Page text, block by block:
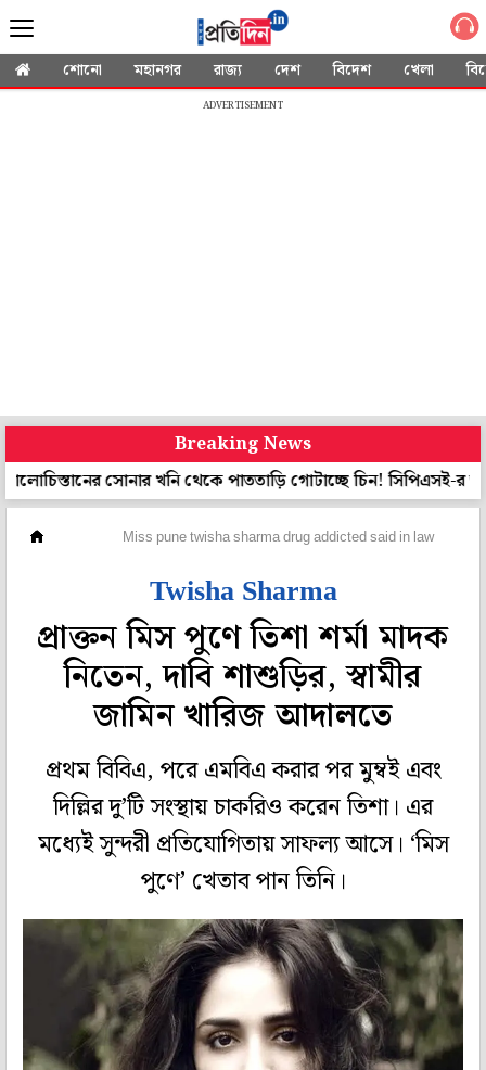
শোনো মহানগর রাজ্য দেশ বিদেশ খেলা
ADVERTISEMENT
Breaking News
সোনার খনি থেকে পাততাড়ি গোটাচ্ছে চিন! সিপিএসই-র ভবিষ্যৎ
Miss pune twisha sharma drug addicted said in law
Twisha Sharma
প্রাক্তন মিস পুণে তিশা শর্মা মাদক
নিতেন, দাবি শাশুড়ির, স্বামীর
জামিন খারিজ আদালতে
প্রথম বিবিএ, পরে এমবিএ করার পর মুম্বই এবং
দিল্লির দু’টি সংস্থায় চাকরিও করেন তিশা। এর
মধ্যেই সুন্দরী প্রতিযোগিতায় সাফল্য আসে। ‘মিস
পুণে’ খেতাব পান তিনি।